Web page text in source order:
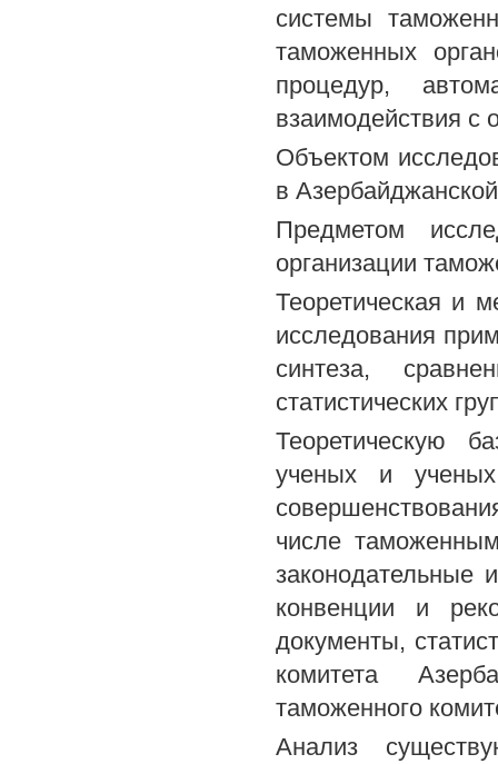
системы
таможенных
процедур,
взаимодействия с
Объектом
в
Предметом
организации
Теоретическая и
исследования
синтеза,
статистических
Теоретическую
ученых и
числе
законодательные
конвенции и
документы,
комитета
таможенного
Анализ